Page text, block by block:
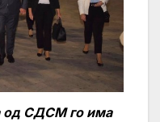
од СДСМ го има